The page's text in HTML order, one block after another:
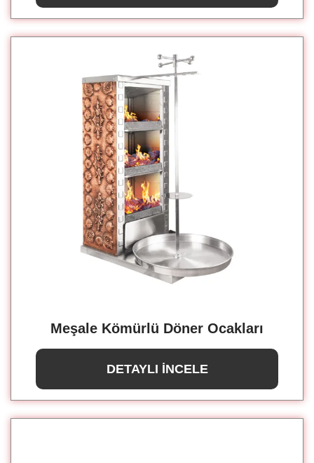
Meşale Kömürlü Döner Ocakları
DETAYLI İNCELE